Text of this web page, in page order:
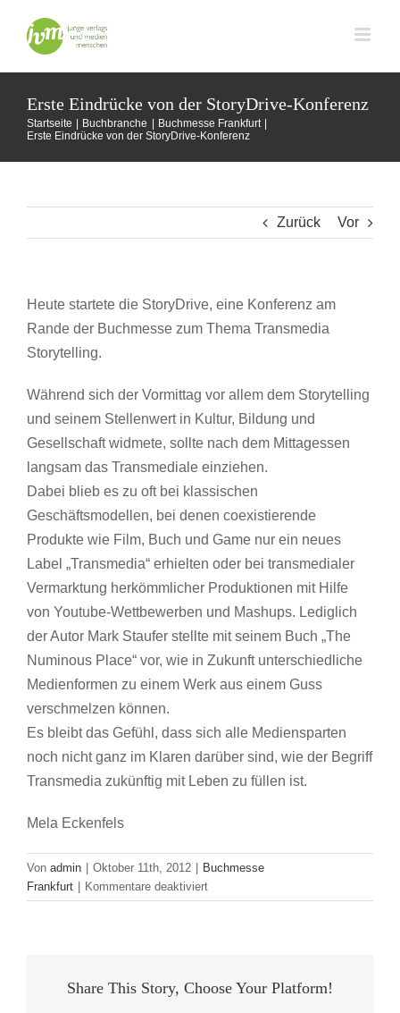
Inhalt
springen
Erste Eindrücke von der StoryDrive-Konferenz
Startseite Buchbranche
Buchmesse Frankfurt
Erste Eindrücke von der StoryDrive-Konferenz
Zurück Vor
Heute startete die StoryDrive, eine Konferenz am
Rande der Buchmesse zum Thema Transmedia
Storytelling.
Während sich der Vormittag vor allem dem Storytelling
und seinem Stellenwert in Kultur, Bildung und
Gesellschaft widmete, sollte nach dem Mittagessen
langsam das Transmediale einziehen.
Dabei blieb es zu oft bei klassischen
Geschäftsmodellen, bei denen coexistierende
Produkte wie Film, Buch und Game nur ein neues
Label „Transmedia“ erhielten oder bei transmedialer
Vermarktung herkömmlicher Produktionen mit Hilfe
von Youtube-Wettbewerben und Mashups. Lediglich
der Autor Mark Staufer stellte mit seinem Buch „The
Numinous Place“ vor, wie in Zukunft unterschiedliche
Medienformen zu einem Werk aus einem Guss
verschmelzen können.
Es bleibt das Gefühl, dass sich alle Mediensparten
noch nicht ganz im Klaren darüber sind, wie der Begriff
Transmedia zukünftig mit Leben zu füllen ist.
Mela Eckenfels
Von admin | Oktober 11th, 2012 | Buchmesse
Frankfurt | Kommentare deaktiviertfür
Erste
Konferenz
Share This Story, Choose Your Platform!